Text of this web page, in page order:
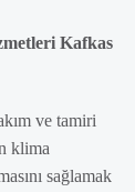
Kafkas
ve tamiri
klima
sağlamak